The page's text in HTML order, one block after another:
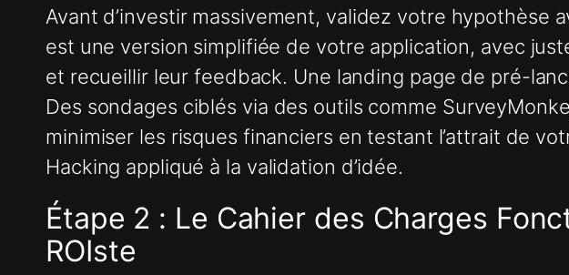
Avant d’investir massivement, validez votre hypothèse
est une version simplifiée de votre application, avec
et recueillir leur feedback. Une landing page de pré-
Des sondages ciblés via des outils comme
minimiser les risques financiers en testant l’attrait de
Hacking appliqué à la validation d’idée.
Étape 2 : Le Cahier des Charges
ROIste